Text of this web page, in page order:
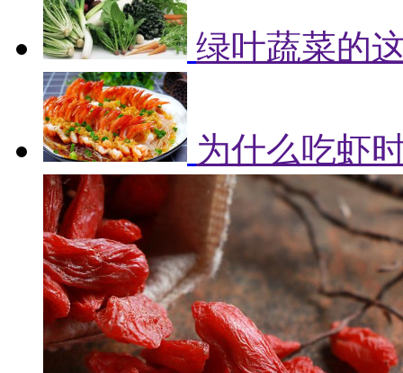
绿叶蔬菜的
为什么吃虾